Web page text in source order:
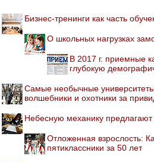
Бизнес-тренинги как часть
О школьных нагрузках
В 2017 г. приемные
глубокую
Самые необычные
волшебники и охотники за
Небесную механику
Отложенная взрослость:
пятиклассники за 50 лет